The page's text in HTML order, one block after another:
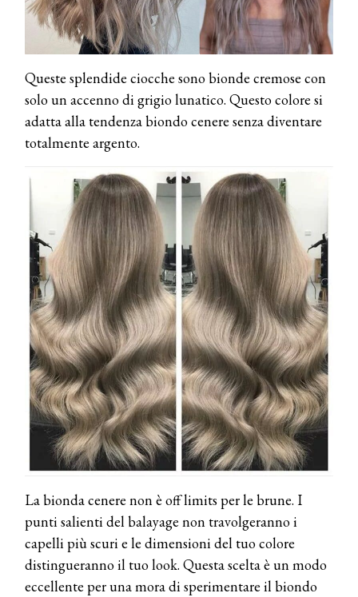
Queste splendide ciocche sono bionde cremose con
solo un accenno di grigio lunatico. Questo colore si
adatta alla tendenza biondo cenere senza diventare
totalmente argento.
La bionda cenere non è off limits per le brune. I
punti salienti del balayage non travolgeranno i
capelli più scuri e le dimensioni del tuo colore
distingueranno il tuo look. Questa scelta è un modo
eccellente per una mora di sperimentare il biondo